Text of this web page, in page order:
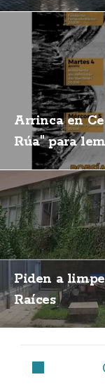
Arrinca en
Rúa" para
Piden a
Raíces